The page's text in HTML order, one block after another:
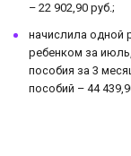
– 22 902,90 руб.;
начислила одной
ребенком за
пособия за 3
пособий – 44